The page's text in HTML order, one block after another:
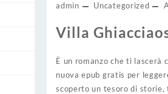
admin Uncategorized
Villa
È un romanzo che ti lascerà
nuova epub gratis per
scoperto un tesoro di storie,